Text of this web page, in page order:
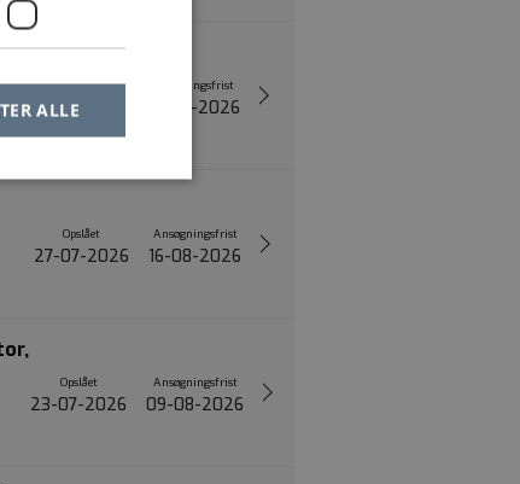
Opslået
29-07-2026
Ansøgningsfrist
23-08-2026
Opslået
27-07-2026
Ansøgningsfrist
16-08-2026
Opslået
23-07-2026
Ansøgningsfrist
09-08-2026
ALLE